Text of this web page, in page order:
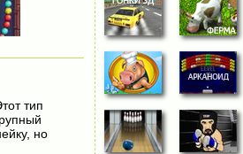
тип
но